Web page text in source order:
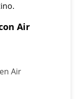
Air
Air